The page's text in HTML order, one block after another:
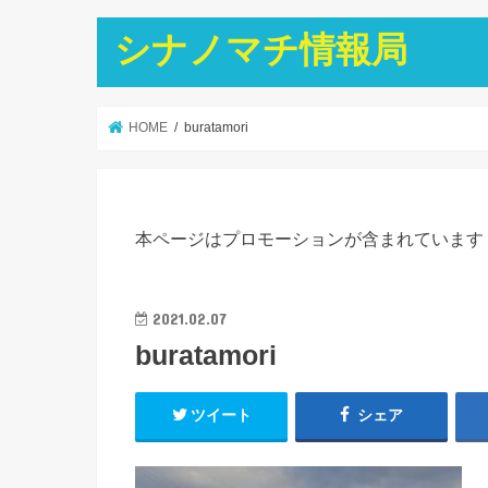
シナノマチ情報局
HOME buratamori
本ページはプロモーションが含まれています
2021.02.07
buratamori
ツイート シェア